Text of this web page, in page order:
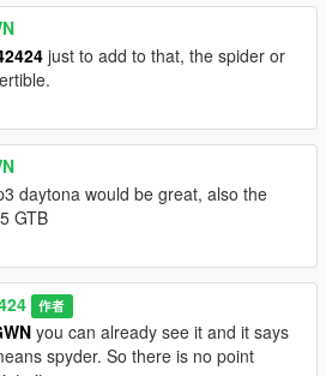
file. Then you will see the car will also
just to add to that, the spider or
daytona would be great, also the
GTB
作者
you can already see it and it says
spyder. So there is no point